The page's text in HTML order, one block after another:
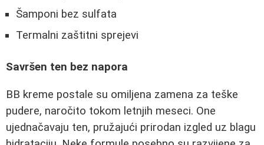
Šamponi bez sulfata
Termalni zaštitni sprejevi
Savršen ten bez napora
BB kreme postale su omiljena zamena za teške
pudere, naročito tokom letnjih meseci. One
ujednačavaju ten, pružajući prirodan izgled uz blagu